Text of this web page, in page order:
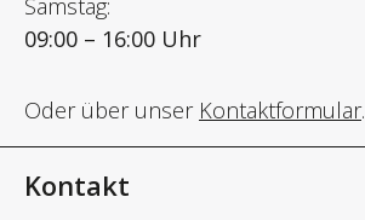
09:00 – 16:00 Uhr
Oder über unser Kontaktformular.
Kontakt